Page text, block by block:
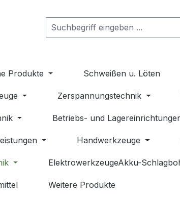
Produkte Schweißen u. Löten
Zerspannungstechnik
Betriebs- und
Handwerkzeuge
ElektrowerkzeugeAkku-
Weitere Produkte